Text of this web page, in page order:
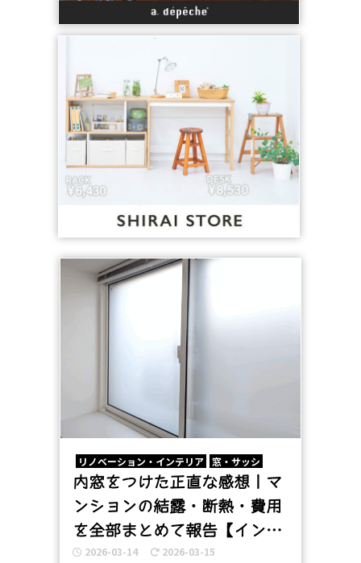
リノベーション・インテリア 窓・サッシ
内窓をつけた正直な感想｜マ
ンションの結露・断熱・費用
を全部まとめて報告【インプ
ラス スペーシアクール】
2026-03-14 2026-03-15